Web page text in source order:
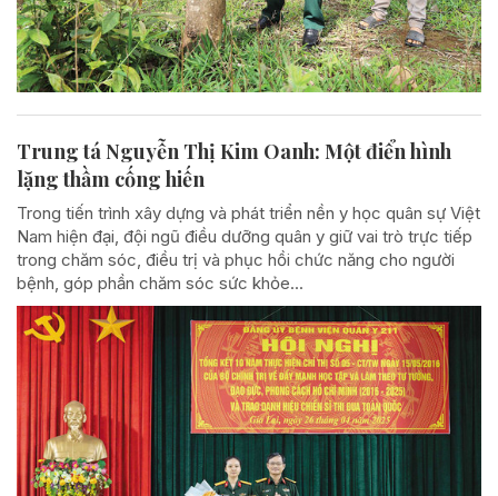
Trung tá Nguyễn Thị Kim Oanh: Một điển hình
lặng thầm cống hiến
Trong tiến trình xây dựng và phát triển nền y học quân sự Việt
Nam hiện đại, đội ngũ điều dưỡng quân y giữ vai trò trực tiếp
trong chăm sóc, điều trị và phục hồi chức năng cho người
bệnh, góp phần chăm sóc sức khỏe...